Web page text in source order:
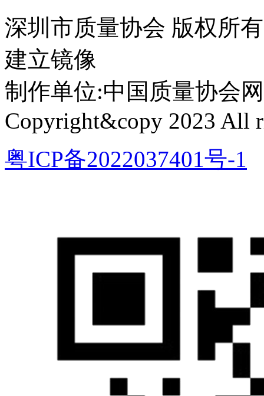
深圳市质量协会 版权所
建立镜像
制作单位:中国质量协会
Copyright&copy 2023 All
粤ICP备2022037401号-1